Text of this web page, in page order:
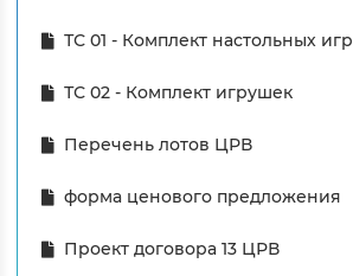
ТС 01 - Комплект настольных игр
ТС 02 - Комплект игрушек
Перечень лотов ЦРВ
форма ценового предложения
Проект договора 13 ЦРВ